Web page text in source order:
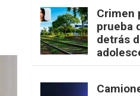
Crimen
prueba
detrás